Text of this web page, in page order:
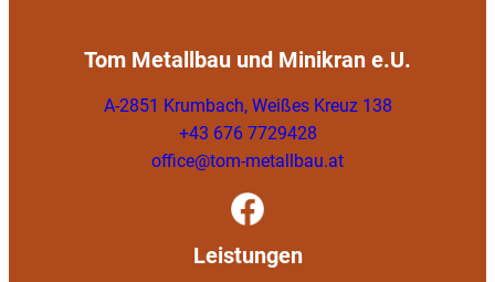
Tom Metallbau und Minikran e.U.
A-2851 Krumbach, Weißes Kreuz 138
+43 676 7729428
office@tom-metallbau.at
Leistungen